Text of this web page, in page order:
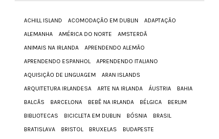
ACHILL ISLAND ACOMODAÇÃO EM DUBLIN
ADAPTAÇÃO
ALEMANHA
AMÉRICA DO NORTE
AMSTERDÃ
ANIMAIS NA IRLANDA
APRENDENDO ALEMÃO
APRENDENDO ESPANHOL
APRENDENDO ITALIANO
AQUISIÇÃO DE LINGUAGEM
ARAN ISLANDS
ARQUITETURA IRLANDESA
ARTE NA IRLANDA ÁUSTRIA
BAHIA
BALCÃS
BARCELONA BEBÊ NA IRLANDA BÉLGICA
BERLIM
BIBLIOTECAS
BICICLETA EM DUBLIN BÓSNIA
BRASIL
BRATISLAVA
BRISTOL BRUXELAS
BUDAPESTE